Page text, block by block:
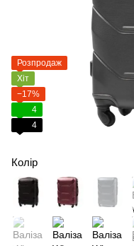
Розпродаж
Хіт
−17%
4
4
Колір